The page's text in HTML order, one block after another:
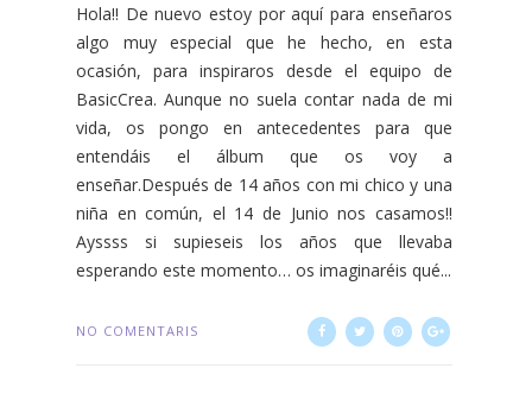
Hola!! De nuevo estoy por aquí para enseñaros
algo muy especial que he hecho, en esta
ocasión, para inspiraros desde el equipo de
BasicCrea. Aunque no suela contar nada de mi
vida, os pongo en antecedentes para que
entendáis el álbum que os voy a
enseñar.Después de 14 años con mi chico y una
niña en común, el 14 de Junio nos casamos!!
Ayssss si supieseis los años que llevaba
esperando este momento… os imaginaréis qué...
NO COMENTARIS